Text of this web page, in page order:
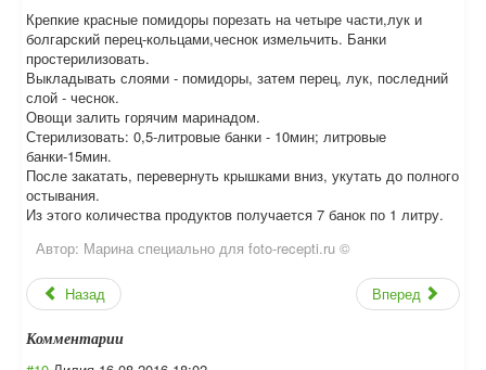
Крепкие красные помидоры порезать на четыре части,лук и
болгарский перец-кольцами,чеснок измельчить. Банки
простерилизовать.
Выкладывать слоями - помидоры, затем перец, лук, последний
слой - чеснок.
Овощи залить горячим маринадом.
Стерилизовать: 0,5-литровые банки - 10мин; литровые
банки-15мин.
После закатать, перевернуть крышками вниз, укутать до полного
остывания.
Из этого количества продуктов получается 7 банок по 1 литру.
Автор: Марина специально для foto-recepti.ru ©
Назад Вперед
Комментарии